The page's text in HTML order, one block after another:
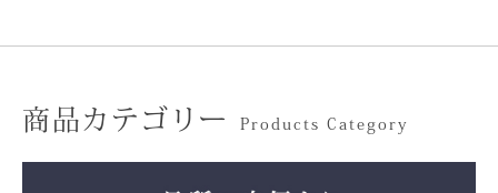
商品カテゴリー Products Category